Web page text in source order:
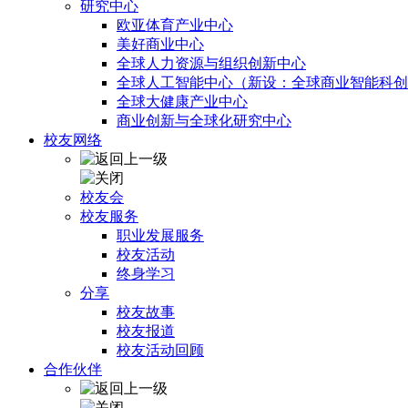
研究中心
欧亚体育产业中心
美好商业中心
全球人力资源与组织创新中心
全球人工智能中心（新设：全球商业智能科创
全球大健康产业中心
商业创新与全球化研究中心
校友网络
校友会
校友服务
职业发展服务
校友活动
终身学习
分享
校友故事
校友报道
校友活动回顾
合作伙伴